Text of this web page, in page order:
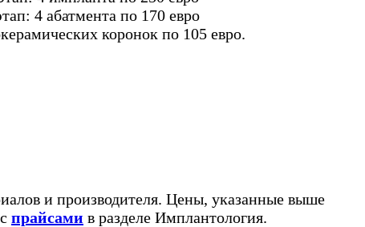
4 абатмента по 170 евро
коронок по 105 евро.
и производителя. Цены, указанные выше
прайсами в разделе Имплантология.